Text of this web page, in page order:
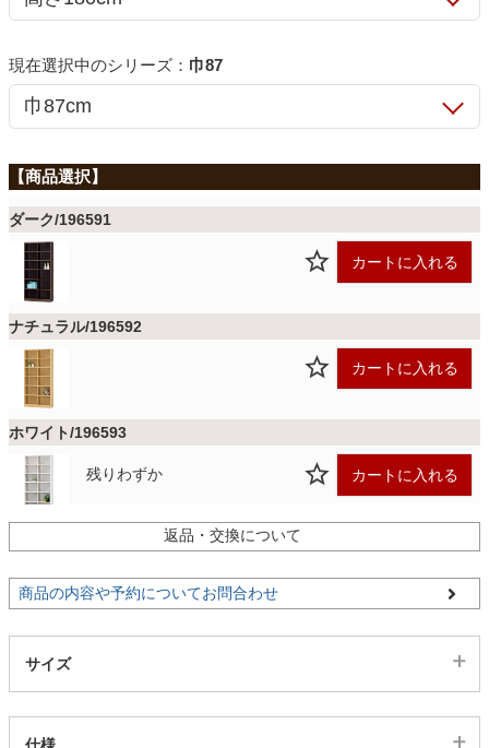
ファブリック
カーテン
マット
インテリア雑貨
シリーズ： 巾87
ダーク/196591
カートに入れる
ナチュラル/196592
カートに入れる
ホワイト/196593
残りわずか カートに入れる
返品・交換について
商品の内容や予約についてお問合わせ
サイズ
仕様